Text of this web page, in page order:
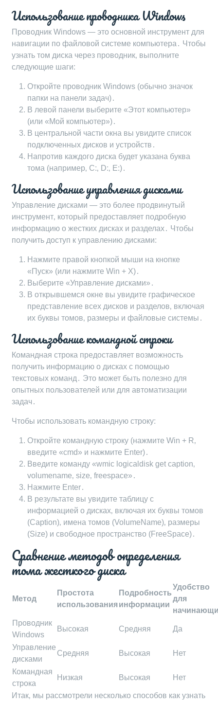
Использование проводника Windows
Проводник Windows ― это основной инструмент для
навигации по файловой системе компьютера․ Чтобы
узнать том диска через проводник‚ выполните
следующие шаги:
Откройте проводник Windows (обычно значок
папки на панели задач)․
В левой панели выберите «Этот компьютер»
(или «Мой компьютер»)․
В центральной части окна вы увидите список
подключенных дисков и устройств․
Напротив каждого диска будет указана буква
тома (например‚ C:‚ D:‚ E:)․
Использование управления дисками
Управление дисками ― это более продвинутый
инструмент‚ который предоставляет подробную
информацию о жестких дисках и разделах․ Чтобы
получить доступ к управлению дисками:
Нажмите правой кнопкой мыши на кнопке
«Пуск» (или нажмите Win + X)․
Выберите «Управление дисками»․
В открывшемся окне вы увидите графическое
представление всех дисков и разделов‚ включая
их буквы томов‚ размеры и файловые системы․
Использование командной строки
Командная строка предоставляет возможность
получить информацию о дисках с помощью
текстовых команд․ Это может быть полезно для
опытных пользователей или для автоматизации
задач․
Чтобы использовать командную строку:
Откройте командную строку (нажмите Win + R‚
введите «cmd» и нажмите Enter)․
Введите команду «wmic logicaldisk get caption‚
volumename‚ size‚ freespace»․
Нажмите Enter․
В результате вы увидите таблицу с
информацией о дисках‚ включая их буквы томов
(Caption)‚ имена томов (VolumeName)‚ размеры
(Size) и свободное пространство (FreeSpace)․
Сравнение методов определения
тома жесткого диска
Метод
Простота
использования
Подробность
информации
Удобство
для
Проводник
Windows
Высокая Средняя Да
Управление
дисками
Средняя Высокая Нет
Командная
строка
Низкая Высокая Нет
Итак‚ мы рассмотрели несколько способов как узнать